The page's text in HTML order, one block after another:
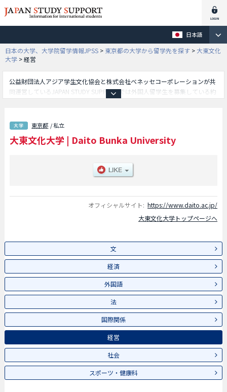
日本語
日本の大学、大学院留学情報JPSS > 東京都の大学から留学先を探す >大東文化
大学 >経営
公益財団法人アジア学生文化協会と株式会社ベネッセコーポレーションが共
同運営しているJAPAN STUDY SUPPORTでは外国人留学生を募集している約
部や外国語学部や法学部や国際関係学部や経営学部や社会学部やスポーツ・
健康科学部等、学部別情報や、募集定員や合格者数など入試情報、施設案
内、アクセスなど外国人留学生に必要な情報を掲載しているので是非ご利用
東京都 / 私立
大東文化大学 | Daito Bunka University
オフィシャルサイト: https://www.daito.ac.jp/
大東文化大学トップページへ
文
経済
外国語
法
国際関係
経営
社会
スポーツ・健康科